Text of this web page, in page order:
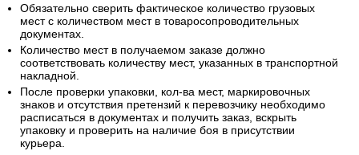
Обязательно сверить фактическое количество грузовых
мест с количеством мест в товаросопроводительных
документах.
Количество мест в получаемом заказе должно
соответствовать количеству мест, указанных в транспортной
накладной.
После проверки упаковки, кол-ва мест, маркировочных
знаков и отсутствия претензий к перевозчику необходимо
расписаться в документах и получить заказ, вскрыть
упаковку и проверить на наличие боя в присутствии
курьера.